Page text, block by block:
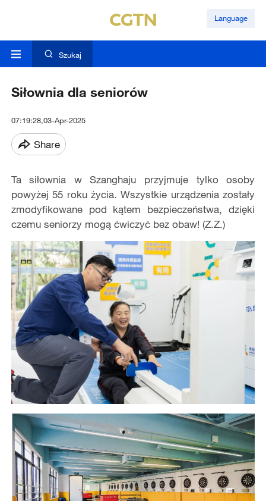
Language
Szukaj
Siłownia dla seniorów
07:19:28,03-Apr-2025
Share
Ta siłownia w Szanghaju przyjmuje tylko osoby
powyżej 55 roku życia. Wszystkie urządzenia zostały
zmodyfikowane pod kątem bezpieczeństwa, dzięki
czemu seniorzy mogą ćwiczyć bez obaw! (Z.Z.)